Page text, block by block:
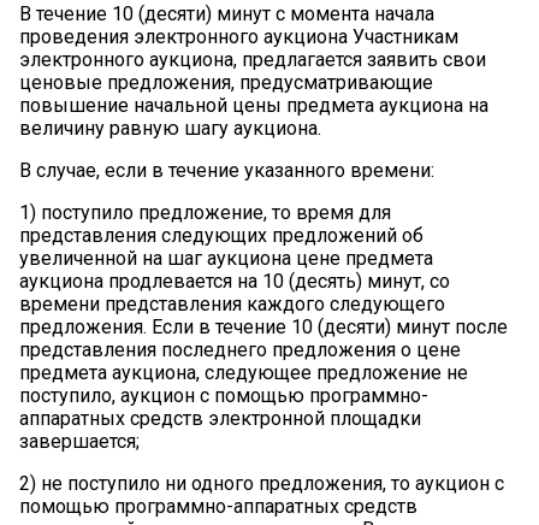
В течение 10 (десяти) минут с момента начала
проведения электронного аукциона Участникам
электронного аукциона, предлагается заявить свои
ценовые предложения, предусматривающие
повышение начальной цены предмета аукциона на
величину равную шагу аукциона.
В случае, если в течение указанного времени:
1) поступило предложение, то время для
представления следующих предложений об
увеличенной на шаг аукциона цене предмета
аукциона продлевается на 10 (десять) минут, со
времени представления каждого следующего
предложения. Если в течение 10 (десяти) минут после
представления последнего предложения о цене
предмета аукциона, следующее предложение не
поступило, аукцион с помощью программно-
аппаратных средств электронной площадки
завершается;
2) не поступило ни одного предложения, то аукцион с
помощью программно-аппаратных средств